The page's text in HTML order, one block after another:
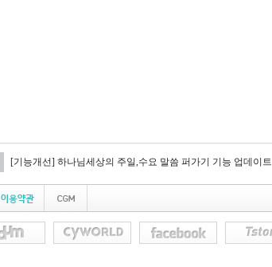
[기능개선] 하나님세상의 주일,수요 말씀 퍼가기 기능 업데이트